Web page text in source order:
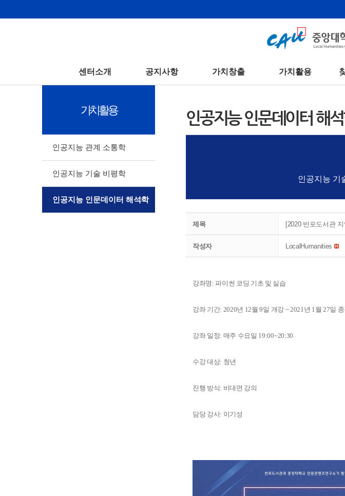
센터소개 공지사항 가치창출 가치활용
가치활용
인공지능 관계 소통학
인공지능 기술 비평학
인공지능 인문데이터 해석학
인공지능 인문데이터 해
인공지능 기
제목 [2020 반포도서관
작성자 LocalHumanities
강좌명: 파이썬 코딩 기초 및 실습
강좌 기간: 2020년 12월 9일 개강 ~ 2021년 1월 27일
강좌 일정: 매주 수요일 19:00~20:30
수강 대상: 청년
진행 방식: 비대면 강의
담당 강사: 이기성